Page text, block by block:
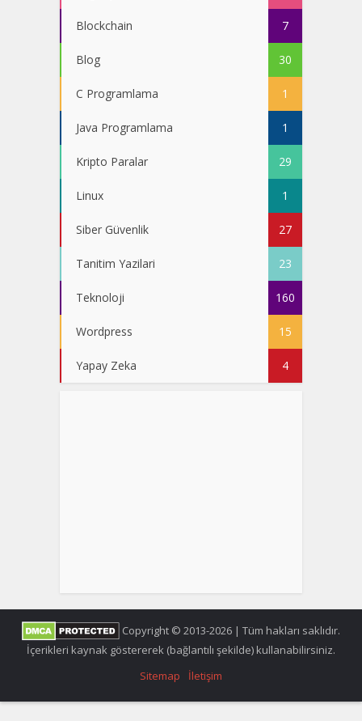
Blockchain 7
Blog 30
C Programlama 1
Java Programlama 1
Kripto Paralar 29
Linux 1
Siber Güvenlik 27
Tanitim Yazilari 23
Teknoloji 160
Wordpress 15
Yapay Zeka 4
Copyright © 2013-2026 | Tüm hakları saklıdır.
İçerikleri kaynak göstererek (bağlantılı şekilde) kullanabilirsiniz.
Sitemap
İletişim